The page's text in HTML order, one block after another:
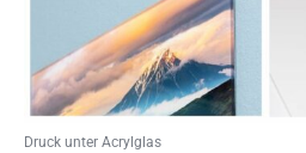
Druck unter Acrylglas